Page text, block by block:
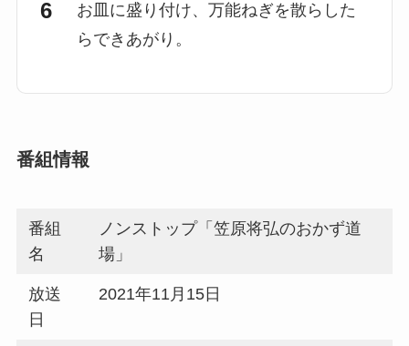
お皿に盛り付け、万能ねぎを散らした
らできあがり。
番組情報
番組
名
ノンストップ「笠原将弘のおかず道
場」
放送
日
2021年11月15日